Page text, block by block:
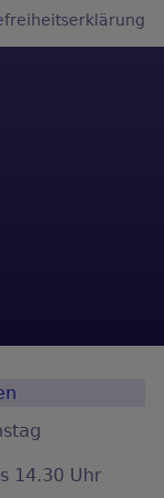
14.30 Uhr